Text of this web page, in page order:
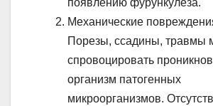
Механические
Порезы, ссадины, травмы
спровоцировать
организм патогенных
микроорганизмов.